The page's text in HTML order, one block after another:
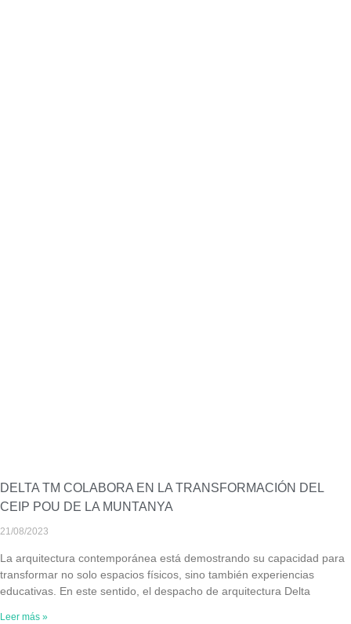
DELTA TM COLABORA EN LA TRANSFORMACIÓN DEL
CEIP POU DE LA MUNTANYA
21/08/2023
La arquitectura contemporánea está demostrando su capacidad para
transformar no solo espacios físicos, sino también experiencias
educativas. En este sentido, el despacho de arquitectura Delta
Leer más »